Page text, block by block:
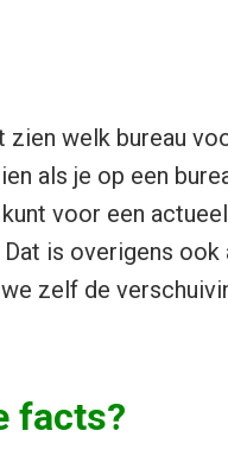
welk bureau
als je op een
voor een
is overigens
zelf de
facts?